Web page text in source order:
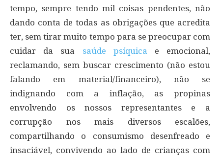
tempo, sempre tendo mil coisas pendentes, não
dando conta de todas as obrigações que acredita
ter, sem tirar muito tempo para se preocupar com
cuidar da sua saúde psíquica e emocional,
reclamando, sem buscar crescimento (não estou
falando em material/financeiro), não se
indignando com a inflação, as propinas
envolvendo os nossos representantes e a
corrupção nos mais diversos escalões,
compartilhando o consumismo desenfreado e
insaciável, convivendo ao lado de crianças com